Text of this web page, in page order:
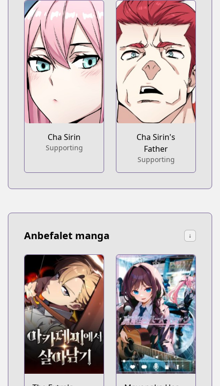
Cha Sirin
Supporting
Cha Sirin's
Father
Supporting
Anbefalet manga ↓